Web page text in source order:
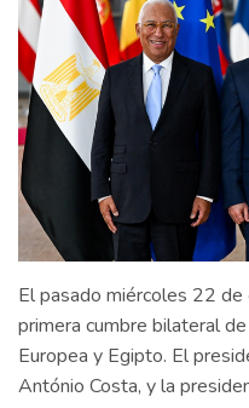
El pasado miércoles 22
primera cumbre bilateral
Europea y Egipto. El
António Costa, y la